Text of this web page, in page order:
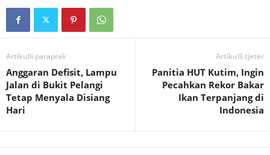
Artikulli paraprak
Anggaran Defisit, Lampu
Jalan di Bukit Pelangi
Tetap Menyala Disiang
Hari
Artikulli tjetër
Panitia HUT Kutim, Ingin
Pecahkan Rekor Bakar
Ikan Terpanjang di
Indonesia